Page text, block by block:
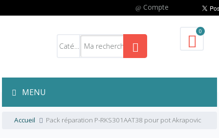
Compte
0
MENU
Accueil Pack réparation P-RKS301AAT38 pour pot Akrapovic